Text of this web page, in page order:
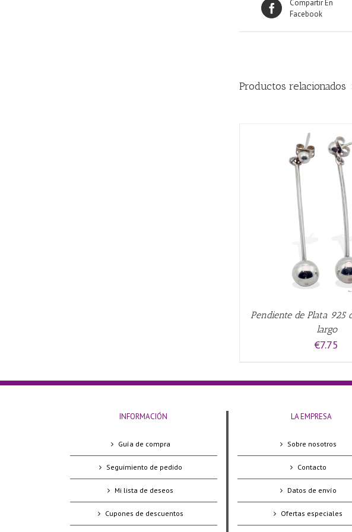
Compartir En
Facebook
Productos relacionados
Pendiente de Plata 925
largo
€7.75
AÑADIR AL CARRITO /
INFORMACIÓN
Guía de compra
Seguimiento de pedido
Mi lista de deseos
Cupones de descuentos
LA EMPRESA
Sobre nosotros
Contacto
Datos de envío
Ofertas especiales